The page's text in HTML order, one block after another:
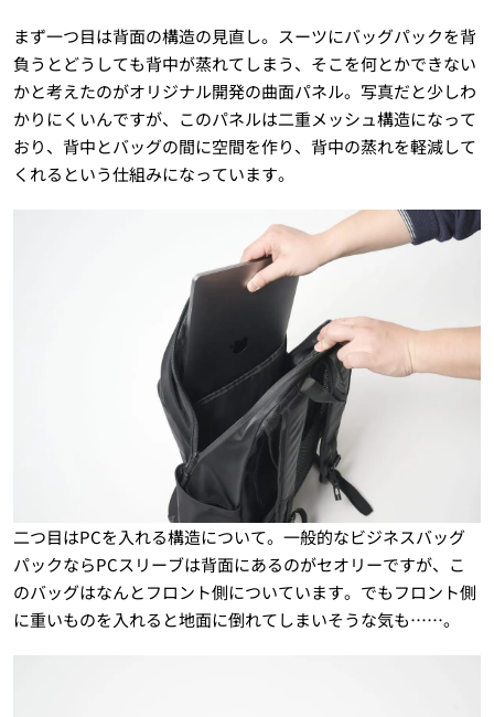
まず一つ目は背面の構造の見直し。スーツにバッグパックを背
負うとどうしても背中が蒸れてしまう、そこを何とかできない
かと考えたのがオリジナル開発の曲面パネル。写真だと少しわ
かりにくいんですが、このパネルは二重メッシュ構造になって
おり、背中とバッグの間に空間を作り、背中の蒸れを軽減して
くれるという仕組みになっています。
二つ目はPCを入れる構造について。一般的なビジネスバッグ
パックならPCスリーブは背面にあるのがセオリーですが、こ
のバッグはなんとフロント側についています。でもフロント側
に重いものを入れると地面に倒れてしまいそうな気も……。